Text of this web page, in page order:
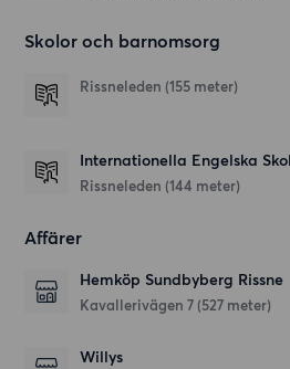
Skolor och barnomsorg
Rissneleden (155 meter)
Internationella Engelska
Rissneleden (144 meter)
Affärer
Hemköp Sundbyberg Rissne
Kavallerivägen 7 (527 meter)
Willys